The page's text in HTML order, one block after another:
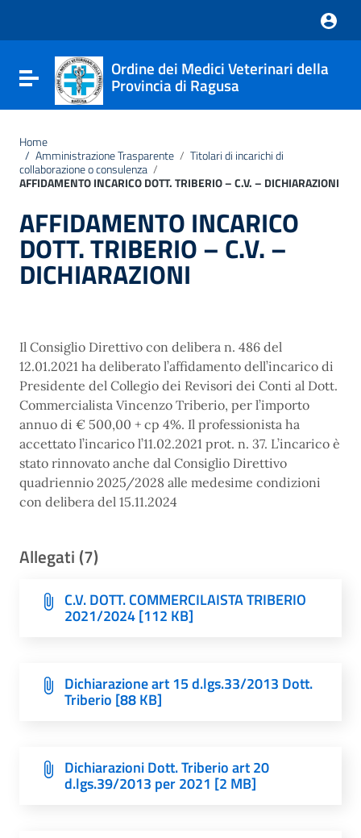
sito
include
di
Vai al footer
Attiva / disattiva la navigazione
Ordine dei Medici Veterinari della
Provincia di Ragusa
Home
/ Amministrazione Trasparente / Titolari di incarichi di
collaborazione o consulenza /
AFFIDAMENTO INCARICO DOTT. TRIBERIO – C.V. – DICHIARAZIONI
AFFIDAMENTO INCARICO
DOTT. TRIBERIO – C.V. –
DICHIARAZIONI
Il Consiglio Direttivo con delibera n. 486 del
12.01.2021 ha deliberato l’affidamento dell’incarico di
Presidente del Collegio dei Revisori dei Conti al Dott.
Commercialista Vincenzo Triberio, per l’importo
annuo di € 500,00 + cp 4%. Il professionista ha
accettato l’incarico l’11.02.2021 prot. n. 37. L’incarico è
stato rinnovato anche dal Consiglio Direttivo
quadriennio 2025/2028 alle medesime condizioni
con delibera del 15.11.2024
Allegati (7)
C.V. DOTT. COMMERCILAISTA TRIBERIO
2021/2024 [112 KB]
Dichiarazione art 15 d.lgs.33/2013 Dott.
Triberio [88 KB]
Dichiarazioni Dott. Triberio art 20
d.lgs.39/2013 per 2021 [2 MB]